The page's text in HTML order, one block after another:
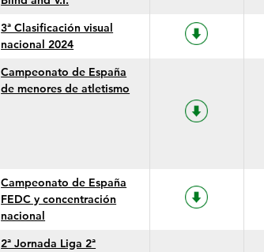
3ª Clasificación visual
nacional 2024
Campeonato de España
de menores de atletismo
Campeonato de España
FEDC y concentración
nacional
2ª Jornada Liga 2ª